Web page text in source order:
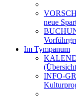
neue
Im Tympanum
INFO-